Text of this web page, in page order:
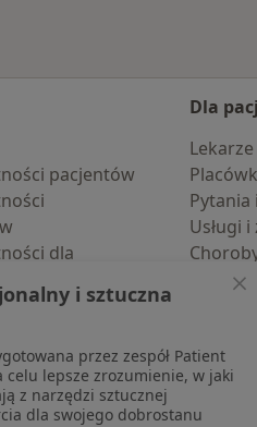
pacjentów
dla
wyszukiwania
Dla
Lekarze
Usługi
Pomoc
Blog
i sztuczna
przez zespół Patient
celu lepsze zrozumienie, w jaki
z narzędzi sztucznej
dla swojego dobrostanu